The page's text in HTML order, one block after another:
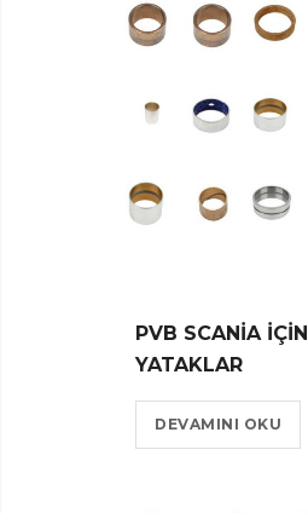
PVB SCANIA IÇIN
YATAKLAR
DEVAMINI OKU